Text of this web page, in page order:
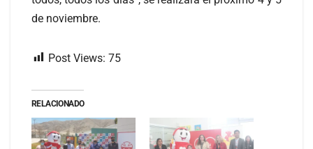
de noviembre.
Post Views: 75
RELACIONADO